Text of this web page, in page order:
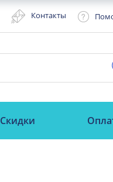
Контакты
Скидки